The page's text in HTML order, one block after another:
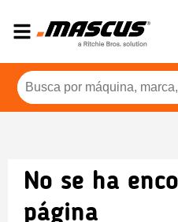
No se ha
página